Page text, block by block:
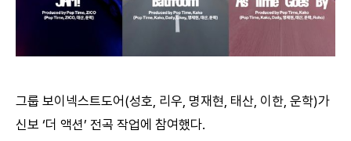
그룹 보이넥스트도어(성호, 리우, 명재현, 태산, 이한, 운학)가
신보 ‘더 액션’ 전곡 작업에 참여했다.